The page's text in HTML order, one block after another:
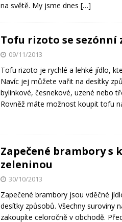
na světě. My jsme dnes […]
Tofu rizoto se sezónní
09/11/2013
Tofu rizoto je rychlé a lehké jídlo,
Navíc jej můžete vařit na desítky
bylinkové, česnekové, uzené nebo
Rovněž máte možnost koupit tofu
Zapečené brambory s
zeleninou
30/10/2013
Zapečené brambory jsou vděčné
desítky způsobů. Všechny suroviny
zakoupíte celoročně v obchodě.